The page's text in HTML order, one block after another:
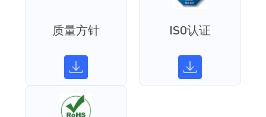
质量方针 ISO认证